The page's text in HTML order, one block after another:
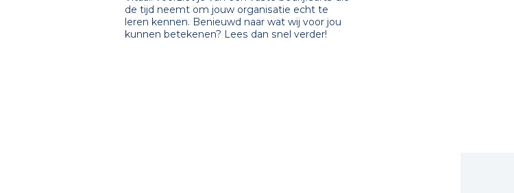
de tijd neemt om jouw organisatie echt te
leren kennen. Benieuwd naar wat wij voor jou
kunnen betekenen? Lees dan snel verder!